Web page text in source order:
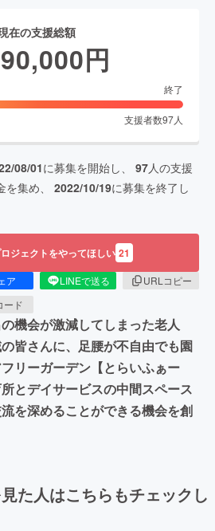
在の支援総額
円
終了
支援者数97人
08/01に募集を開始し、 97人の支援
を集め、 2022/10/19に募集を終了し
ジェクトをやってほしい 21
ア LINEで送る
URLコピー
ード
機会が激減してしまった老人
皆さんに、足腰が不自由でも園
リーガーデン【とらいふぁー
とデイサービスの中間スペース
を深めることができる機会を創
た人はこちらもチェックし